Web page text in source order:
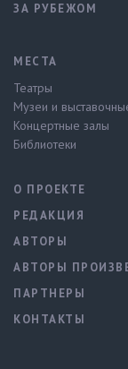
ЗА РУБЕЖОМ
МЕСТА
Театры
Музеи и
Концертные залы
Библиотеки
О ПРОЕКТЕ
РЕДАКЦИЯ
АВТОРЫ
АВТОРЫ
ПАРТНЕРЫ
КОНТАКТЫ